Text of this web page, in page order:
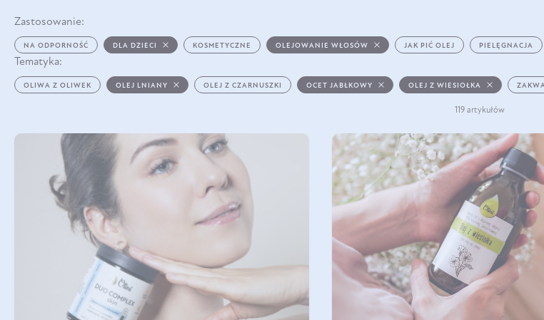
Zastosowanie:
NA ODPORNOŚĆ DLA DZIECI KOSMETYCZNE OLEJOWANIE WŁOSÓW JAK PIĆ OLEJ PIELĘGNACJA
Tematyka:
OLIWA Z OLIWEK OLEJ LNIANY OLEJ Z CZARNUSZKI OCET JABŁKOWY OLEJ Z WIESIOŁKA
119 artykułów